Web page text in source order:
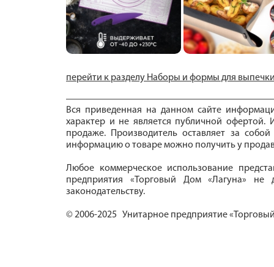
перейти к разделу Наборы и формы для
Вся приведенная на данном сайте
характер и не является публичной офертой.
продаже. Производитель оставляет за
информацию о товаре можно получить у
Любое коммерческое использование
предприятия «Торговый Дом «Лагуна» не
законодательству.
© 2006-2025 Унитарное предприятие